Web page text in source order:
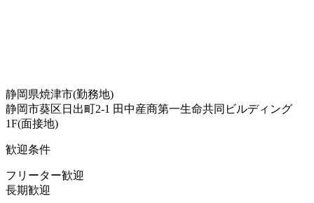
静岡県焼津市(勤務地)
静岡市葵区日出町2-1 田中産商第一生命共同ビルディング
1F(面接地)
歓迎条件
フリーター歓迎
長期歓迎